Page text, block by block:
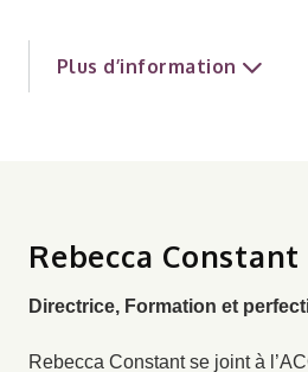
Plus d’information
Rebecca Constant
Directrice, Formation et
Rebecca Constant se joint à